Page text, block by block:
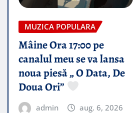
MUZICA POPULARA
Mâine Ora 17:00 pe
canalul meu se va lansa
noua piesă „ O Data, De
Doua Ori”
admin aug. 6, 2026